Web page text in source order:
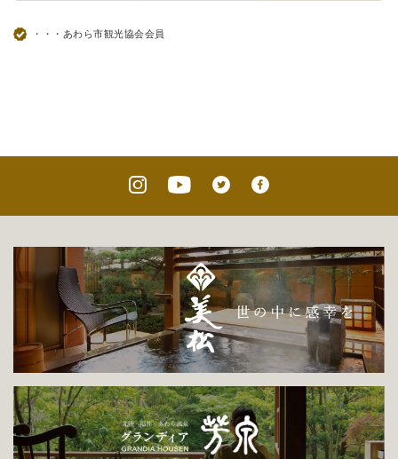
・・・あわら市観光協会会員